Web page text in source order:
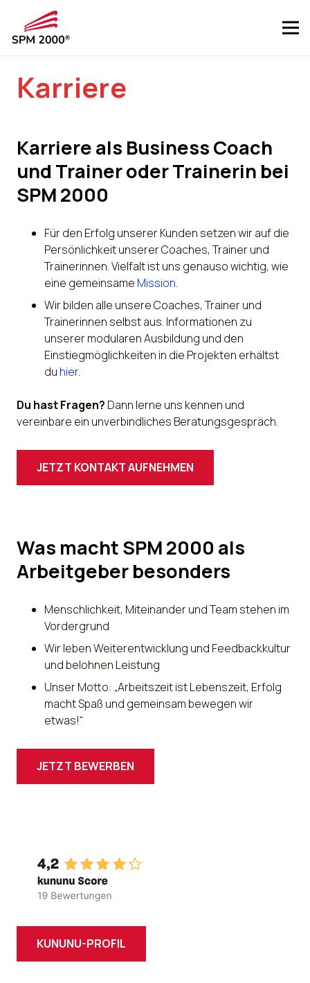
Karriere
Karriere als Business Coach
und Trainer oder Trainerin bei
SPM 2000
Für den Erfolg unserer Kunden setzen wir auf die
Persönlichkeit unserer Coaches, Trainer und
Trainerinnen. Vielfalt ist uns genauso wichtig, wie
eine gemeinsame Mission.
Wir bilden alle unsere Coaches, Trainer und
Trainerinnen selbst aus. Informationen zu
unserer modularen Ausbildung und den
Einstiegmöglichkeiten in die Projekten erhältst
du hier.
Du hast Fragen? Dann lerne uns kennen und
vereinbare ein unverbindliches Beratungsgespräch.
JETZT KONTAKT AUFNEHMEN
Was macht SPM 2000 als
Arbeitgeber besonders
Menschlichkeit, Miteinander und Team stehen im
Vordergrund
Wir leben Weiterentwicklung und Feedbackkultur
und belohnen Leistung
Unser Motto: „Arbeitszeit ist Lebenszeit, Erfolg
macht Spaß und gemeinsam bewegen wir
etwas!“
JETZT BEWERBEN
KUNUNU-PROFIL